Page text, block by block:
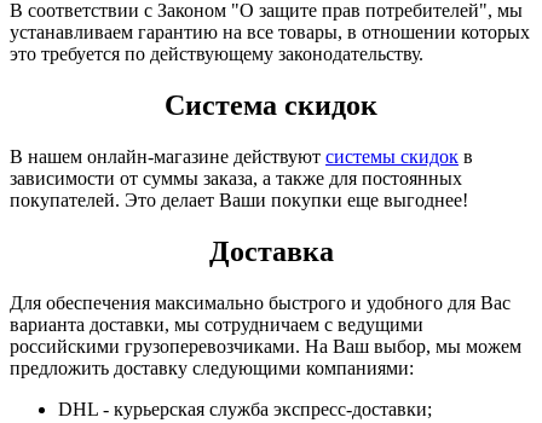
В соответствии с Законом "О защите прав потребителей", мы
устанавливаем гарантию на все товары, в отношении которых
это требуется по действующему законодательству.
Система скидок
В нашем онлайн-магазине действуют системы скидок в
зависимости от суммы заказа, а также для постоянных
покупателей. Это делает Ваши покупки еще выгоднее!
Доставка
Для обеспечения максимально быстрого и удобного для Вас
варианта доставки, мы сотрудничаем с ведущими
российскими грузоперевозчиками. На Ваш выбор, мы можем
предложить доставку следующими компаниями:
DHL - курьерская служба экспресс-доставки;